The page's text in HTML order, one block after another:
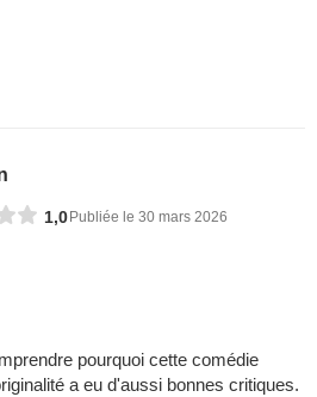
1,0Publiée le 30 mars 2026
pourquoi cette comédie
a eu d'aussi bonnes critiques.